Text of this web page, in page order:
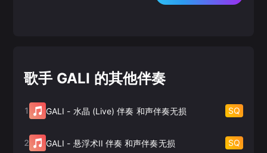
歌手 GALI 的其他伴奏
1 GALI - 水晶 (Live) 伴奏 和声伴奏无损 SQ
2 GALI - 悬浮术II 伴奏 和声伴奏无损 SQ